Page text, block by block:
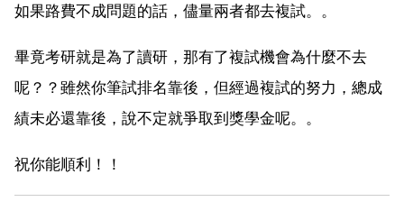
如果路費不成問題的話，儘量兩者都去複試。。
畢竟考研就是為了讀研，那有了複試機會為什麼不去
呢？？雖然你筆試排名靠後，但經過複試的努力，總成
績未必還靠後，說不定就爭取到獎學金呢。。
祝你能順利！！